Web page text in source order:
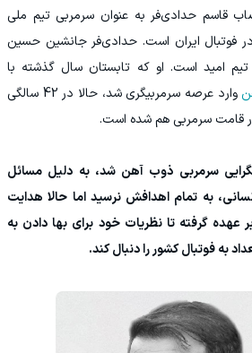
قاسم حدادی‌فر به عنوان سرمربی تیم ملی
در فوتبال ایران است. حدادی‌فر جانشین حسین
امید است. او که تابستان سال گذشته با
وارد عرصه سرمربیگری شد، حالا در 42 سالگی
قامت سرمربی هم شده است.
سرمربی ذوب آهن شد، به دلیل مسائل
به تمام اهدافش نرسید اما حالا هدایت
عهده گرفته تا نظریات خود برای بها دادن به
به فوتبال کشور را دنبال کند.